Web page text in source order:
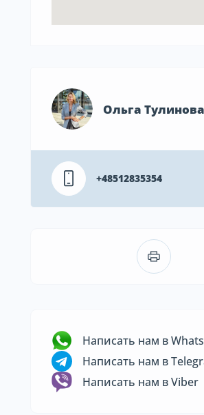
Ольга Тулинова
+48512835354
Написать нам в
Написать нам в
Написать нам в Viber